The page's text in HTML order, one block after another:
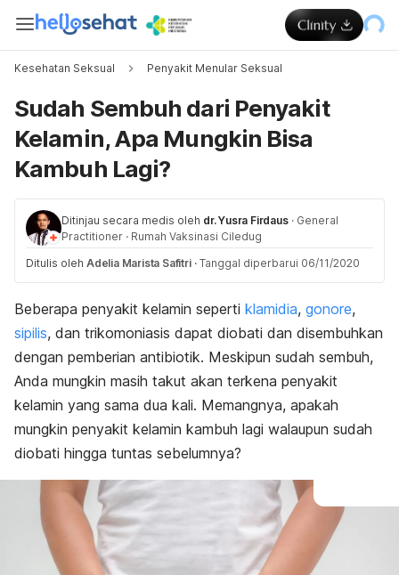
Kesehatan Seksual Penyakit Menular Seksual
Sudah Sembuh dari Penyakit
Kelamin, Apa Mungkin Bisa
Kambuh Lagi?
Ditinjau secara medis oleh dr. Yusra Firdaus · General
Practitioner · Rumah Vaksinasi Ciledug
Ditulis oleh Adelia Marista Safitri · Tanggal diperbarui 06/11/2020
Beberapa penyakit kelamin seperti klamidia, gonore,
sipilis, dan trikomoniasis dapat diobati dan disembuhkan
dengan pemberian antibiotik. Meskipun sudah sembuh,
Anda mungkin masih takut akan terkena penyakit
kelamin yang sama dua kali. Memangnya, apakah
mungkin penyakit kelamin kambuh lagi walaupun sudah
diobati hingga tuntas sebelumnya?